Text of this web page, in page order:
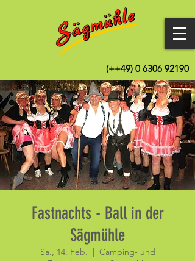
(++49) 0 6306 92190
Fastnachts - Ball in der
Sägmühle
Sa., 14. Feb.
  |
Camping- und